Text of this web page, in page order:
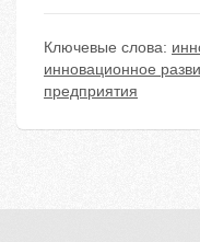
Ключевые слова:
инновационное
предприятия